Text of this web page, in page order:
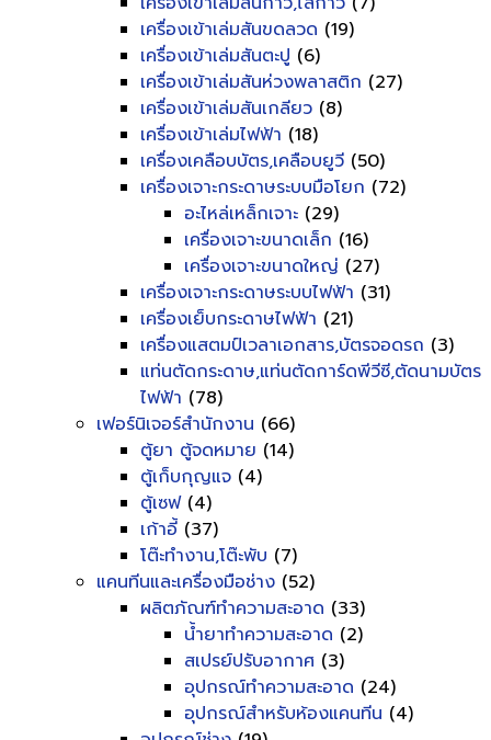
เครื่องเข้าเล่มสันขดลวด (19)
เครื่องเข้าเล่มสันตะปู (6)
เครื่องเข้าเล่มสันห่วงพลาสติก (27)
เครื่องเข้าเล่มสันเกลียว (8)
เครื่องเข้าเล่มไฟฟ้า (18)
เครื่องเคลือบบัตร,เคลือบยูวี (50)
เครื่องเจาะกระดาษระบบมือโยก (72)
อะไหล่เหล็กเจาะ (29)
เครื่องเจาะขนาดเล็ก (16)
เครื่องเจาะขนาดใหญ่ (27)
เครื่องเจาะกระดาษระบบไฟฟ้า (31)
เครื่องเย็บกระดาษไฟฟ้า (21)
เครื่องแสตมป์เวลาเอกสาร,บัตรจอดรถ (3)
แท่นตัดกระดาษ,แท่นตัดการ์ดพีวีซี,ตัดนามบัตร
ไฟฟ้า (78)
เฟอร์นิเจอร์สำนักงาน (66)
ตู้ยา ตู้จดหมาย (14)
ตู้เก็บกุญแจ (4)
ตู้เซฟ(4)
เก้าอี้ (37)
โต๊ะทำงาน,โต๊ะพับ (7)
แคนทีนและเครื่องมือช่าง (52)
ผลิตภัณฑ์ทำความสะอาด (33)
น้ำยาทำความสะอาด (2)
สเปรย์ปรับอากาศ (3)
อุปกรณ์ทำความสะอาด (24)
อุปกรณ์สำหรับห้องแคนทีน (4)